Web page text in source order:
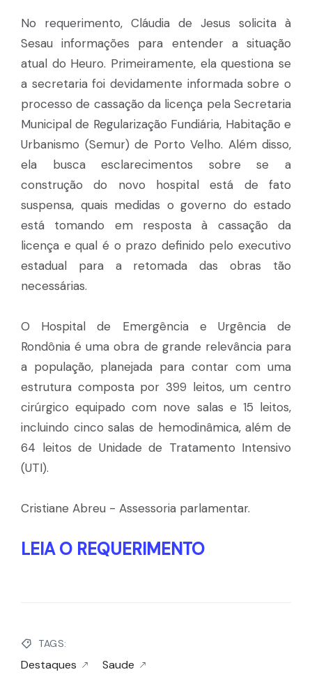
No requerimento, Cláudia de Jesus solicita à
Sesau informações para entender a situação
atual do Heuro. Primeiramente, ela questiona se
a secretaria foi devidamente informada sobre o
processo de cassação da licença pela Secretaria
Municipal de Regularização Fundiária, Habitação e
Urbanismo (Semur) de Porto Velho. Além disso,
ela busca esclarecimentos sobre se a
construção do novo hospital está de fato
suspensa, quais medidas o governo do estado
está tomando em resposta à cassação da
licença e qual é o prazo definido pelo executivo
estadual para a retomada das obras tão
necessárias.
O Hospital de Emergência e Urgência de
Rondônia é uma obra de grande relevância para
a população, planejada para contar com uma
estrutura composta por 399 leitos, um centro
cirúrgico equipado com nove salas e 15 leitos,
incluindo cinco salas de hemodinâmica, além de
64 leitos de Unidade de Tratamento Intensivo
(UTI).
Cristiane Abreu - Assessoria parlamentar.
LEIA O REQUERIMENTO
TAGS:
Destaques Saude